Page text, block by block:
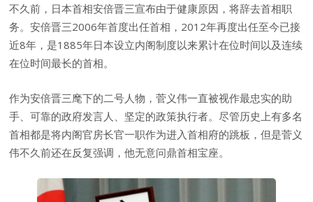
不久前，日本首相安倍晋三宣布由于健康原因，将辞去首相职
务。安倍晋三2006年首度出任首相，2012年再度出任至今已接
近8年，是1885年日本设立内阁制度以来累计在位时间以及连续
在位时间最长的首相。
作为安倍晋三麾下的二号人物，菅义伟一直被视作最忠实的助
手、可靠的政府发言人、坚定的政策执行者。尽管历史上有多名
首相都是将内阁官房长官一职作为进入首相府的跳板，但是菅义
伟不久前还在反复强调，他无意问鼎首相宝座。